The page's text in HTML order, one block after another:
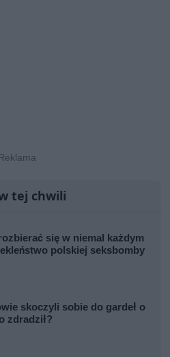
tej chwili
się w niemal każdym
polskiej seksbomby
skoczyli sobie do gardeł o
zdradził?